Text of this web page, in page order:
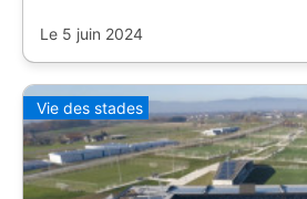
Le 5 juin 2024
Vie des stades